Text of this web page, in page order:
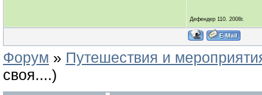
Дефендер 110. 2008г.
Форум » Путешествия и
своя....)